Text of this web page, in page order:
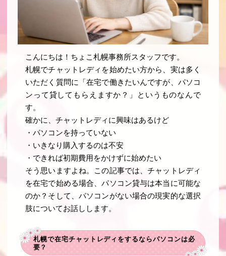
こんにちは！ちょこ札幌事務所スタッフです。
札幌でチャットレディを始めたい方から、実は多く
いただく質問に「在宅で働きたいんですが、パソコ
ンって貸してもらえますか？」というものなんで
す。
確かに、チャットレディに興味はあるけど
・パソコンを持っていない
・いきなり購入するのは不安
・できれば初期費用をかけずに始めたい
そう思いますよね。この記事では、チャットレディ
を在宅で始める場合、パソコン貸与は本当に可能な
のか？そして、パソコンがない場合の現実的な選択
肢についてお話しします。
札幌で在宅チャットレディをするならパソコンは必
要？